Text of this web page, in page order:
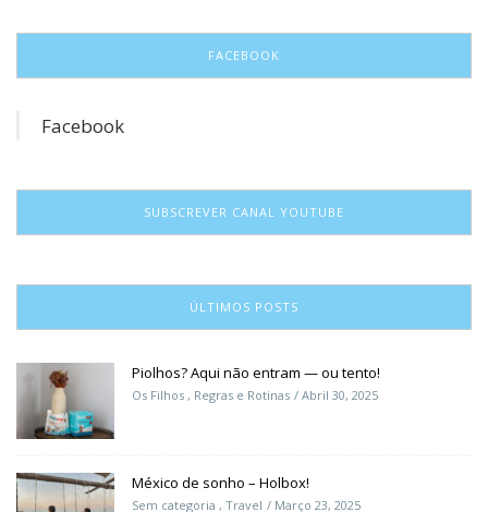
FACEBOOK
Facebook
SUBSCREVER CANAL YOUTUBE
ÚLTIMOS POSTS
Piolhos? Aqui não entram — ou tento!
Os Filhos , Regras e Rotinas Abril 30, 2025
México de sonho – Holbox!
Sem categoria , Travel Março 23, 2025